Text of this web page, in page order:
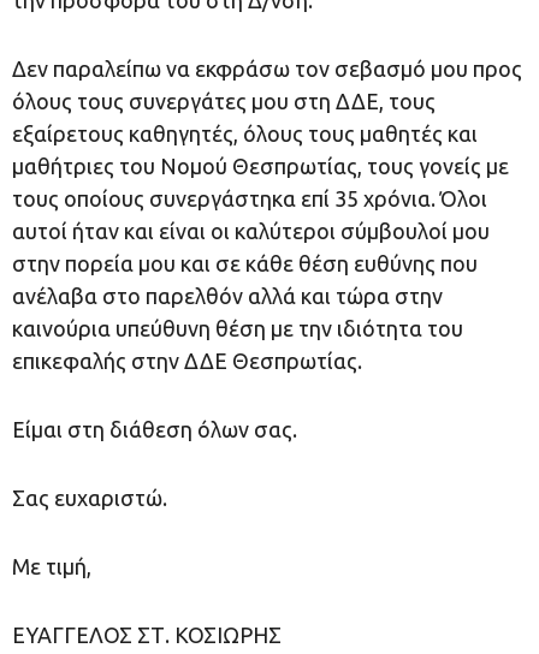
Δεν παραλείπω να εκφράσω τον σεβασμό μου προς
όλους τους συνεργάτες μου στη ΔΔΕ, τους
εξαίρετους καθηγητές, όλους τους μαθητές και
μαθήτριες του Νομού Θεσπρωτίας, τους γονείς με
τους οποίους συνεργάστηκα επί 35 χρόνια. Όλοι
αυτοί ήταν και είναι οι καλύτεροι σύμβουλοί μου
στην πορεία μου και σε κάθε θέση ευθύνης που
ανέλαβα στο παρελθόν αλλά και τώρα στην
καινούρια υπεύθυνη θέση με την ιδιότητα του
επικεφαλής στην ΔΔΕ Θεσπρωτίας.
Είμαι στη διάθεση όλων σας.
Σας ευχαριστώ.
Με τιμή,
ΕΥΑΓΓΕΛΟΣ ΣΤ. ΚΟΣΙΩΡΗΣ